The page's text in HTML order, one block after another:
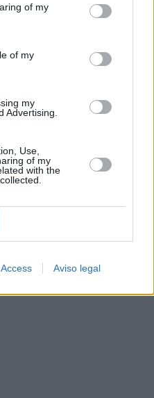
tiene el derecho de
preferencias se aplicarán
nuevo en este sitio web o
of my
of my
my
Advertising.
Use,
of my
with the
Aviso legal